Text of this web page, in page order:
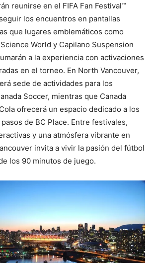
reunirse en el FIFA Fan Festival™
los encuentros en pantallas
que lugares emblemáticos como
World y Capilano Suspension
a la experiencia con activaciones
en el torneo. En North Vancouver,
sede de actividades para los
Soccer, mientras que Canada
ofrecerá un espacio dedicado a los
de BC Place. Entre festivales,
y una atmósfera vibrante en
invita a vivir la pasión del fútbol
los 90 minutos de juego.